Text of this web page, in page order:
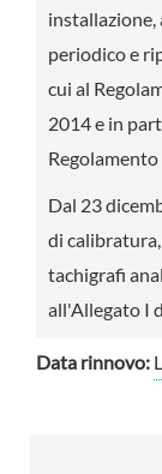
periodico e
cui al
2014 e in
Dal 23
di
tachigrafi
all'Allegato I
Data rinnovo: